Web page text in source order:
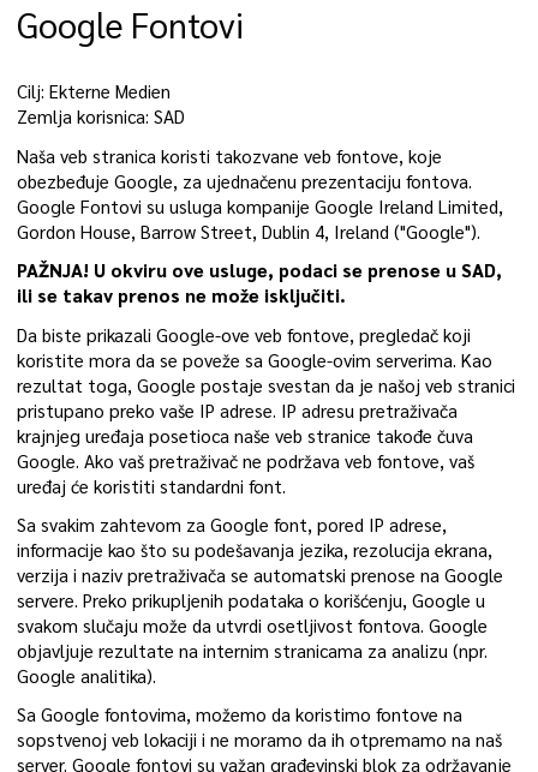
Google Fontovi
Cilj: Ekterne Medien
Zemlja korisnica: SAD
Naša veb stranica koristi takozvane veb fontove, koje
obezbeđuje Google, za ujednačenu prezentaciju fontova.
Google Fontovi su usluga kompanije Google Ireland Limited,
Gordon House, Barrow Street, Dublin 4, Ireland ("Google").
PAŽNJA! U okviru ove usluge, podaci se prenose u SAD,
ili se takav prenos ne može isključiti.
Da biste prikazali Google-ove veb fontove, pregledač koji
koristite mora da se poveže sa Google-ovim serverima. Kao
rezultat toga, Google postaje svestan da je našoj veb stranici
pristupano preko vaše IP adrese. IP adresu pretraživača
krajnjeg uređaja posetioca naše veb stranice takođe čuva
Google. Ako vaš pretraživač ne podržava veb fontove, vaš
uređaj će koristiti standardni font.
Sa svakim zahtevom za Google font, pored IP adrese,
informacije kao što su podešavanja jezika, rezolucija ekrana,
verzija i naziv pretraživača se automatski prenose na Google
servere. Preko prikupljenih podataka o korišćenju, Google u
svakom slučaju može da utvrdi osetljivost fontova. Google
objavljuje rezultate na internim stranicama za analizu (npr.
Google analitika).
Sa Google fontovima, možemo da koristimo fontove na
sopstvenoj veb lokaciji i ne moramo da ih otpremamo na naš
server. Google fontovi su važan građevinski blok za održavanje